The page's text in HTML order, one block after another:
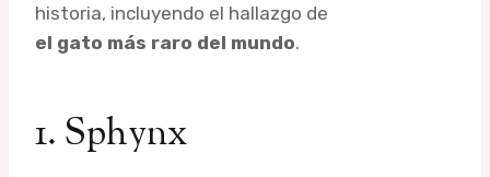
historia, incluyendo el hallazgo de
el gato más raro del mundo.
1. Sphynx